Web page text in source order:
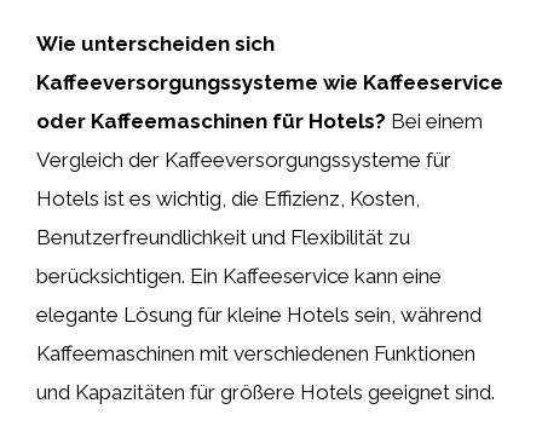
Wie unterscheiden sich
Kaffeeversorgungssysteme wie Kaffeeservice
oder Kaffeemaschinen für Hotels? Bei einem
Vergleich der Kaffeeversorgungssysteme für
Hotels ist es wichtig, die Effizienz, Kosten,
Benutzerfreundlichkeit und Flexibilität zu
berücksichtigen. Ein Kaffeeservice kann eine
elegante Lösung für kleine Hotels sein, während
Kaffeemaschinen mit verschiedenen Funktionen
und Kapazitäten für größere Hotels geeignet sind.